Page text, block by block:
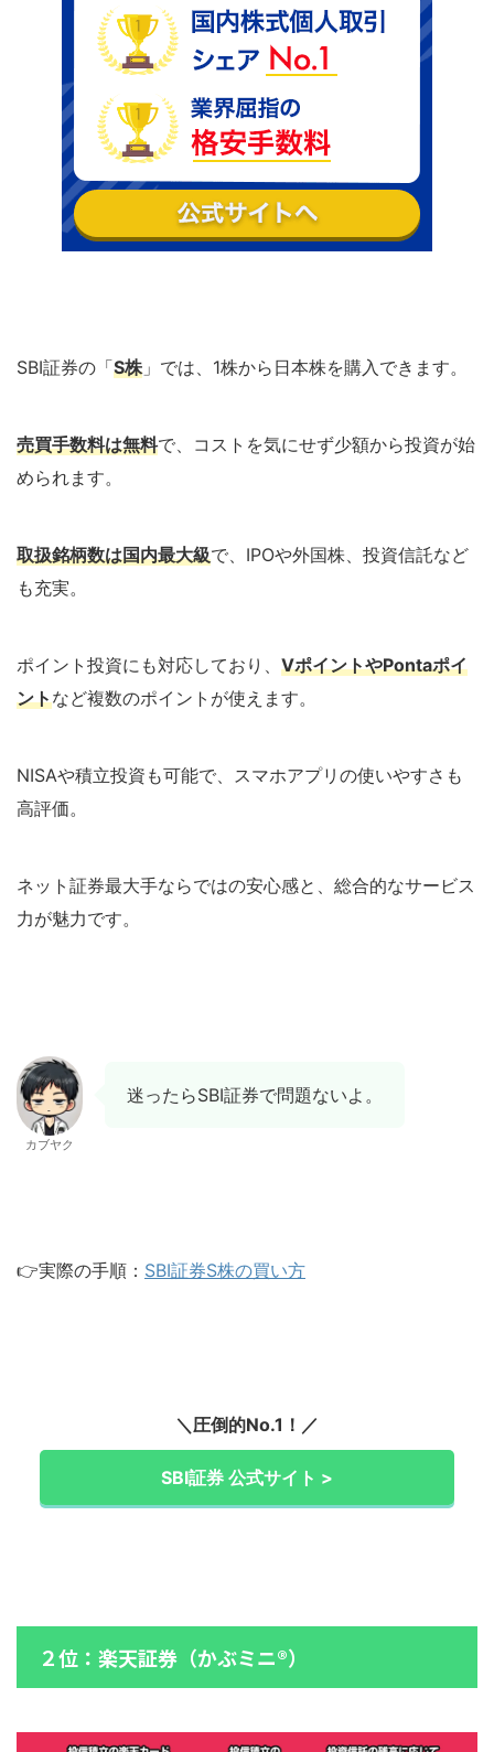
SBI証券の「S株 」では、1株から日本株を購入できます。
売買手数料は無料で、コストを気にせず少額から投資が始
められます。
取扱銘柄数は国内最大級で、IPOや外国株、投資信託など
も充実。
ポイント投資にも対応しており、 VポイントやPontaポイ
ントなど複数のポイントが使えます。
NISAや積立投資も可能で、スマホアプリの使いやすさも
高評価。
ネット証券最大手ならではの安心感と、総合的なサービス
力が魅力です。
カブヤク
迷ったらSBI証券で問題ないよ。
👉実際の手順： SBI証券S株の買い方
＼圧倒的No.1！／
SBI証券 公式サイト >
２位：楽天証券（かぶミニ®）